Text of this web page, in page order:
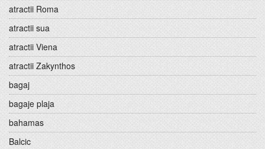
atractii Roma
atractii sua
atractii Viena
atractii Zakynthos
bagaj
bagaje plaja
bahamas
Balcic